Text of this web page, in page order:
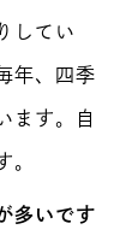
してい
年、四季
ます。自
。
多いです